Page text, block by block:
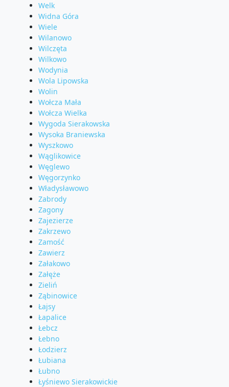
Welk
Widna Góra
Wiele
Wilanowo
Wilczęta
Wilkowo
Wodynia
Wola Lipowska
Wolin
Wołcza Mała
Wołcza Wielka
Wygoda Sierakowska
Wysoka Braniewska
Wyszkowo
Wąglikowice
Węglewo
Węgorzynko
Władysławowo
Zabrody
Zagony
Zajezierze
Zakrzewo
Zamość
Zawierz
Załakowo
Załęże
Zieliń
Ząbinowice
Łajsy
Łapalice
Łebcz
Łebno
Łodzierz
Łubiana
Łubno
Łyśniewo Sierakowickie